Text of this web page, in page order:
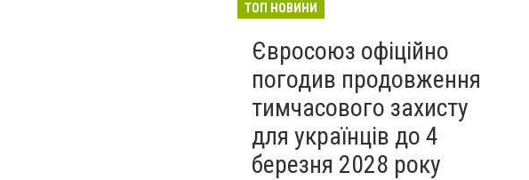
ТОП НОВИНИ
Євросоюз офіційно
погодив продовження
тимчасового захисту
для українців до 4
березня 2028 року